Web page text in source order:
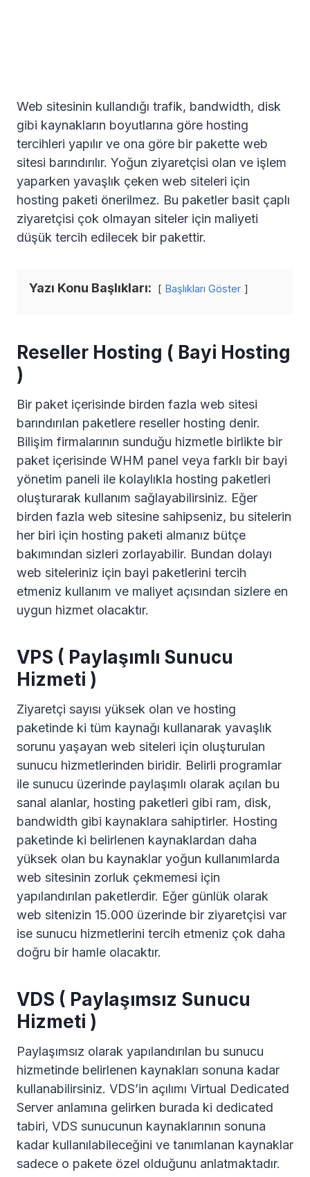
Web sitesinin kullandığı trafik, bandwidth, disk
gibi kaynakların boyutlarına göre hosting
tercihleri yapılır ve ona göre bir pakette web
sitesi barındırılır. Yoğun ziyaretçisi olan ve işlem
yaparken yavaşlık çeken web siteleri için
hosting paketi önerilmez. Bu paketler basit çaplı
ziyaretçisi çok olmayan siteler için maliyeti
düşük tercih edilecek bir pakettir.
Yazı Konu Başlıkları: Başlıkları Göster
Reseller Hosting ( Bayi Hosting
)
Bir paket içerisinde birden fazla web sitesi
barındırılan paketlere reseller hosting denir.
Bilişim firmalarının sunduğu hizmetle birlikte bir
paket içerisinde WHM panel veya farklı bir bayi
yönetim paneli ile kolaylıkla hosting paketleri
oluşturarak kullanım sağlayabilirsiniz. Eğer
birden fazla web sitesine sahipseniz, bu sitelerin
her biri için hosting paketi almanız bütçe
bakımından sizleri zorlayabilir. Bundan dolayı
web siteleriniz için bayi paketlerini tercih
etmeniz kullanım ve maliyet açısından sizlere en
uygun hizmet olacaktır.
VPS ( Paylaşımlı Sunucu
Hizmeti )
Ziyaretçi sayısı yüksek olan ve hosting
paketinde ki tüm kaynağı kullanarak yavaşlık
sorunu yaşayan web siteleri için oluşturulan
sunucu hizmetlerinden biridir. Belirli programlar
ile sunucu üzerinde paylaşımlı olarak açılan bu
sanal alanlar, hosting paketleri gibi ram, disk,
bandwidth gibi kaynaklara sahiptirler. Hosting
paketinde ki belirlenen kaynaklardan daha
yüksek olan bu kaynaklar yoğun kullanımlarda
web sitesinin zorluk çekmemesi için
yapılandırılan paketlerdir. Eğer günlük olarak
web sitenizin 15.000 üzerinde bir ziyaretçisi var
ise sunucu hizmetlerini tercih etmeniz çok daha
doğru bir hamle olacaktır.
VDS ( Paylaşımsız Sunucu
Hizmeti )
Paylaşımsız olarak yapılandırılan bu sunucu
hizmetinde belirlenen kaynakları sonuna kadar
kullanabilirsiniz. VDS’in açılımı Virtual Dedicated
Server anlamına gelirken burada ki dedicated
tabiri, VDS sunucunun kaynaklarının sonuna
kadar kullanılabileceğini ve tanımlanan kaynaklar
sadece o pakete özel olduğunu anlatmaktadır.